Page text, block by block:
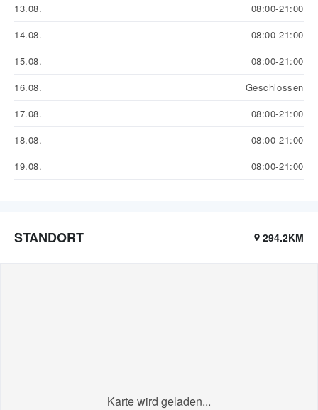
13.08.
08:00-21:00
14.08.
08:00-21:00
15.08.
08:00-21:00
16.08.
Geschlossen
17.08.
08:00-21:00
18.08.
08:00-21:00
19.08.
08:00-21:00
STANDORT 294.2KM
Karte wird geladen...